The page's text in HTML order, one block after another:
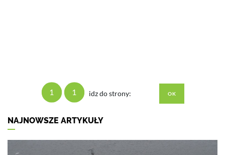
1 1 idz do strony:
NAJNOWSZE ARTYKUŁY